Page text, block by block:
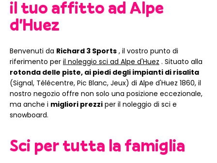
il tuo affitto ad Alpe
d'Huez
Benvenuti da Richard 3 Sports , il vostro punto di
riferimento per il noleggio sci ad Alpe d'Huez . Situato alla
rotonda delle piste, ai piedi degli impianti di risalita
(Signal, Télécentre, Pic Blanc, Jeux) di Alpe d'Huez 1860, il
nostro negozio offre non solo una posizione eccezionale,
ma anche i migliori prezzi per il noleggio di sci e
snowboard.
Sci per tutta la famiglia